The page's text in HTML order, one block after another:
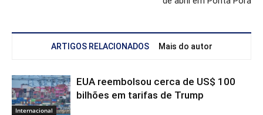
ARTIGOS RELACIONADOS Mais do autor
Internacional
EUA reembolsou cerca de US$ 100
bilhões em tarifas de Trump